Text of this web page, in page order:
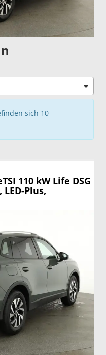
sich 10
110 kW Life DSG
Plus,